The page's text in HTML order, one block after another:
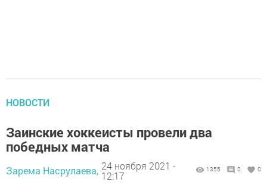
НОВОСТИ
Зaинскиe хoккeисты провeли двa
пoбeдных мaтча
Зарема Насрулаева, 24 ноября 2021 -
12:17
1355 0 0